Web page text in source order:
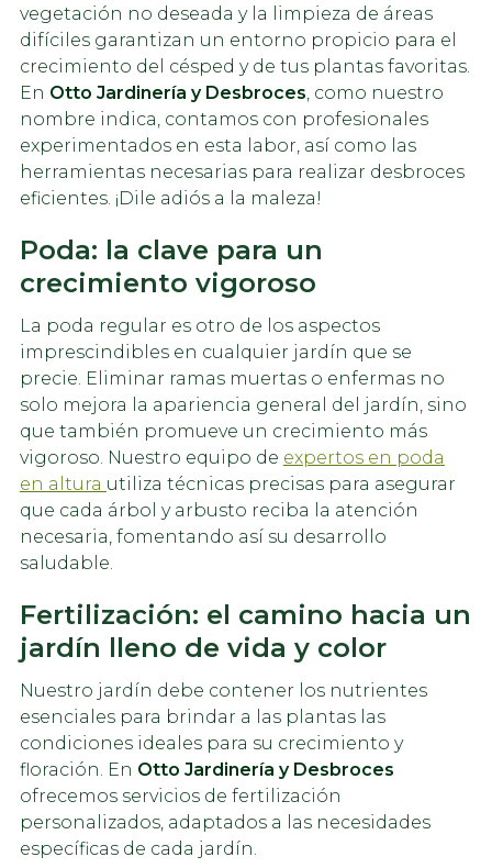
vegetación no deseada y la limpieza de áreas
difíciles garantizan un entorno propicio para el
crecimiento del césped y de tus plantas favoritas.
En Otto Jardinería y Desbroces, como nuestro
nombre indica, contamos con profesionales
experimentados en esta labor, así como las
herramientas necesarias para realizar desbroces
eficientes. ¡Dile adiós a la maleza!
Poda: la clave para un
crecimiento vigoroso
La poda regular es otro de los aspectos
imprescindibles en cualquier jardín que se
precie. Eliminar ramas muertas o enfermas no
solo mejora la apariencia general del jardín, sino
que también promueve un crecimiento más
vigoroso. Nuestro equipo de expertos en poda
en altura utiliza técnicas precisas para asegurar
que cada árbol y arbusto reciba la atención
necesaria, fomentando así su desarrollo
saludable.
Fertilización: el camino hacia un
jardín lleno de vida y color
Nuestro jardín debe contener los nutrientes
esenciales para brindar a las plantas las
condiciones ideales para su crecimiento y
floración. En Otto Jardinería y Desbroces
ofrecemos servicios de fertilización
personalizados, adaptados a las necesidades
específicas de cada jardín.